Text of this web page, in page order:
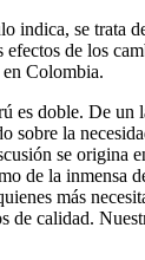
indica, se trata
efectos de los
Colombia.
es doble. De un
sobre la
se origina
de la inmensa
más
de calidad.